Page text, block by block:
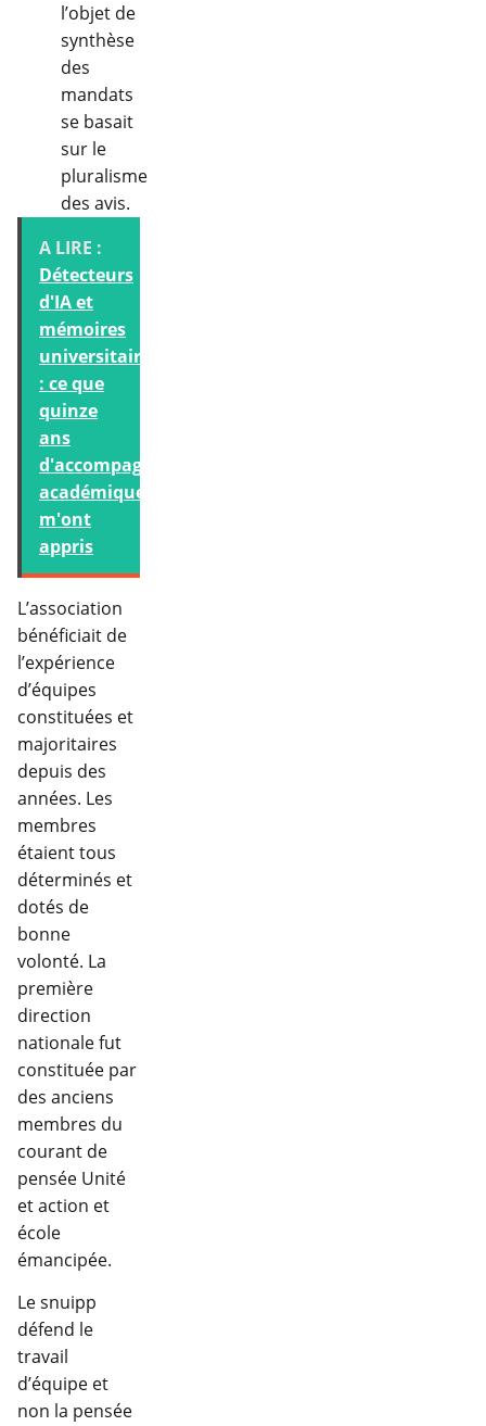
l’objet de
synthèse
des
mandats
se basait
sur le
pluralisme
des avis.
A LIRE :
Détecteurs
d'IA et
mémoires
universitaires
: ce que
quinze
ans
d'accompagnement
académique
m'ont
appris
L’association
bénéficiait de
l’expérience
d’équipes
constituées et
majoritaires
depuis des
années. Les
membres
étaient tous
déterminés et
dotés de
bonne
volonté. La
première
direction
nationale fut
constituée par
des anciens
membres du
courant de
pensée Unité
et action et
école
émancipée.
Le snuipp
défend le
travail
d’équipe et
non la pensée